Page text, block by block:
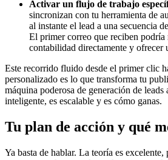
Activar un flujo de trabajo
sincronizan con tu herramienta de
al instante el lead a una secuencia
El primer correo que reciben
contabilidad directamente y ofrecer
Este recorrido fluido desde el primer clic
personalizado es lo que transforma tu
máquina poderosa de generación de leads
inteligente, es escalable y es cómo ganas.
Tu plan de acción y qué
Ya basta de hablar. La teoría es